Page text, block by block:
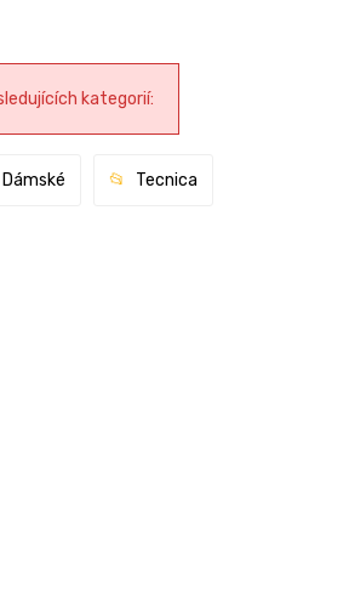
kategorií:
Dámské Tecnica